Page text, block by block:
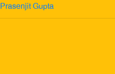
Prasenjit Gupta